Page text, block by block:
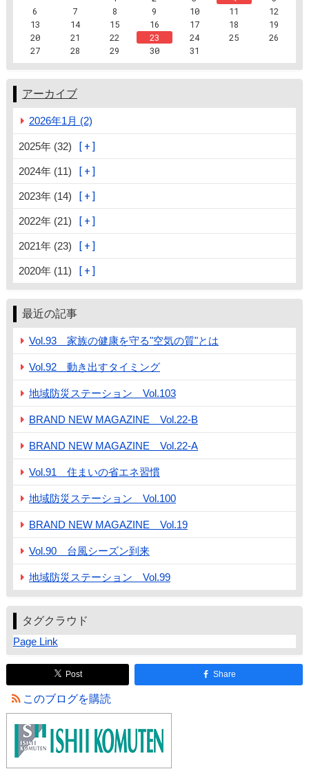
6
7 8 9 10 11
12
13
14 15 16 17 18
19
20
21 22 23 24 25
26
27
28 29 30 31
アーカイブ
2026年1月 (2)
2025年 (32)
2024年 (11)
2023年 (14)
2022年 (21)
2021年 (23)
2020年 (11)
最近の記事
Vol.93 家族の健康を守る"空気の質"とは
Vol.92 動き出すタイミング
地域防災ステーション Vol.103
BRAND NEW MAGAZINE Vol.22-B
BRAND NEW MAGAZINE Vol.22-A
Vol.91 住まいの省エネ習慣
地域防災ステーション Vol.100
BRAND NEW MAGAZINE Vol.19
Vol.90 台風シーズン到来
地域防災ステーション Vol.99
タグクラウド
Page Link
Post Share
このブログを購読